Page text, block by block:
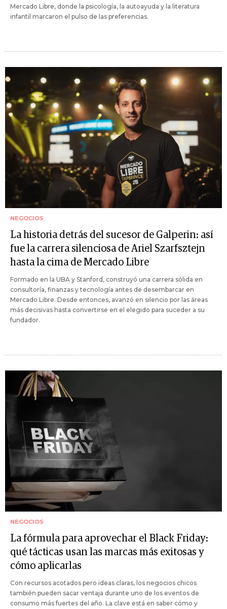
Mercado Libre, donde la psicología, la autoayuda y la literatura
infantil marcaron el pulso de las preferencias.
NEGOCIOS
La historia detrás del sucesor de Galperin: así
fue la carrera silenciosa de Ariel Szarfsztejn
hasta la cima de Mercado Libre
Formado en la UBA y Stanford, construyó una carrera sólida en
consultoría, finanzas y tecnología antes de desembarcar en
Mercado Libre. Desde entonces, avanzó en silencio por las áreas
más decisivas hasta convertirse en el elegido para suceder a su
fundador.
NEGOCIOS
La fórmula para aprovechar el Black Friday:
qué tácticas usan las marcas más exitosas y
cómo aplicarlas
Con recursos acotados pero ideas claras, los negocios chicos
también pueden sacar ventaja durante uno de los eventos de
consumo más fuertes del año. La clave está en saber cómo y